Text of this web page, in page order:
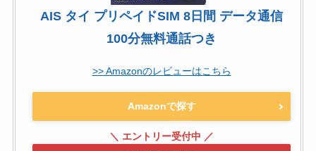
AIS タイ プリペイドSIM 8日間 データ通信
100分無料通話つき
>> Amazonのレビューはこちら
Amazonで探す